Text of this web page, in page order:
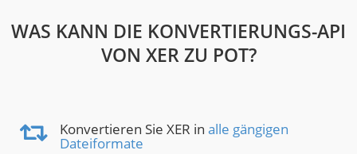
WAS KANN DIE KONVERTIERUNGS-API
VON XER ZU POT?
Konvertieren Sie XER in alle gängigen
Dateiformate